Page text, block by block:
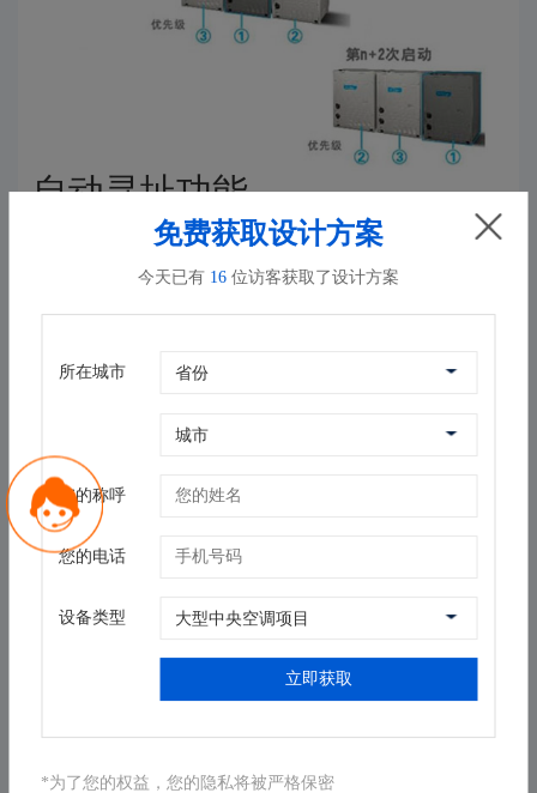
自动寻址功能
自动寻址功能，方便智能。室外机自动给室内机分配地址，更方
便更智能；控制器可对室内机进行地址查询和设定。
规格参数
外观
外机尺寸（宽*高*深）
性能
电源
免费获取设计方案
今天已有 16 位访客获取了设计方案
所在城市
您的称呼
您的电话
设备类型
立即获取
*为了您的权益，您的隐私将被严格保密